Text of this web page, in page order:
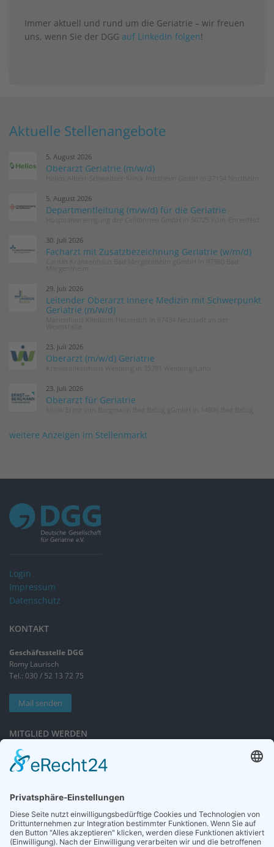
Immer aktuell und rund um die Geriatrie – wir freuen
uns, wenn Sie der DGG auf LinkedIn folgen!
Aktuelle Stellenangebote
5. August 2026
Oberarzt Geriatrie (m/w/d)
5. August 2026
Departmentleitung (m/w/d) für die Geriatrie
30. Juli 2026
Facharzt mit Zusatzbezeichnung Geriatrie (w/m/d)
29. Juli 2026
Leitender Oberarzt Innere Medizin mit Schwerpunkt
Geriatrie (m/w/d)
23. Juli 2026
Oberarzt (m/w/d) Geriatrie
23. Juli 2026
Oberarzt für Geriatrie
weitere Anzeigen im Stellenmarkt
Login
Impressum
Datenschutz
KONTAKT
Geschäftsstelle DGG
Romy Laurisch
Tel.: 030 / 52 13 72 75
Mail senden
MITGLIED WERDEN
Sieben gute Gründe
für Ihre Mitgliedschaft
NEWSLETTER